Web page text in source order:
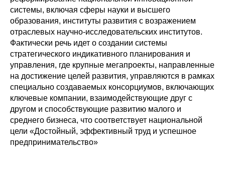
системы, включая сферы науки и высшего
образования, институты развития с возражением
отраслевых научно-исследовательских институтов.
Фактически речь идет о создании системы
стратегического индикативного планирования и
управления, где крупные мегапроекты, направленные
на достижение целей развития, управляются в рамках
специально создаваемых консорциумов, включающих
ключевые компании, взаимодействующие друг с
другом и способствующие развитию малого и
среднего бизнеса, что соответствует национальной
цели «Достойный, эффективный труд и успешное
предпринимательство»